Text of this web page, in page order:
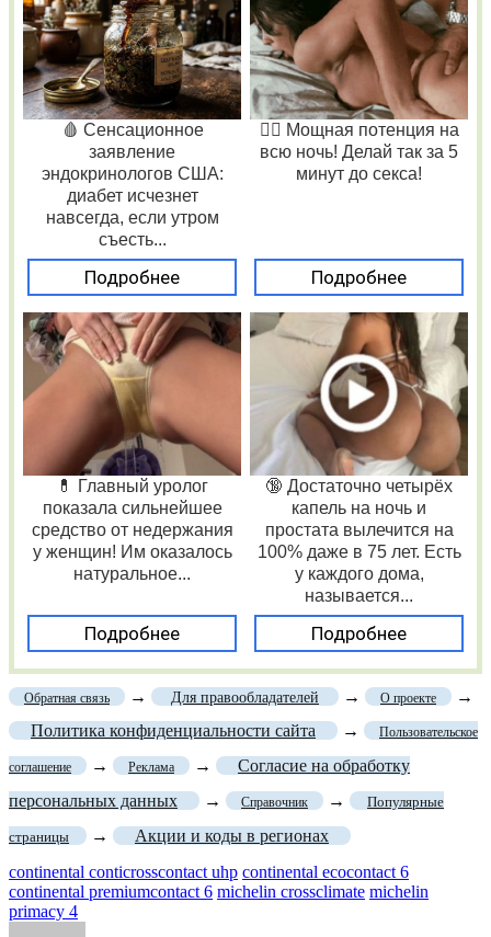
🩸 Сенсационное
заявление
эндокринологов США:
диабет исчезнет
навсегда, если утром
съесть...
Подробнее
❤️‍🔥 Мощная потенция на
всю ночь! Делай так за 5
минут до секса!
Подробнее
💊 Главный уролог
показала сильнейшее
средство от недержания
у женщин! Им оказалось
натуральное...
Подробнее
🔞 Достаточно четырёх
капель на ночь и
простата вылечится на
100% даже в 75 лет. Есть
у каждого дома,
называется...
Подробнее
Обратная связь → Для правообладателей → О проекте
→
Политика конфиденциальности сайта
→ Пользовательское
соглашение → Реклама →
Согласие на обработку
персональных данных
→ Справочник → Популярные
страницы →
Акции и коды в регионах
continental conticrosscontact uhp continental ecocontact 6
continental premiumcontact 6 michelin crossclimate michelin
primacy 4